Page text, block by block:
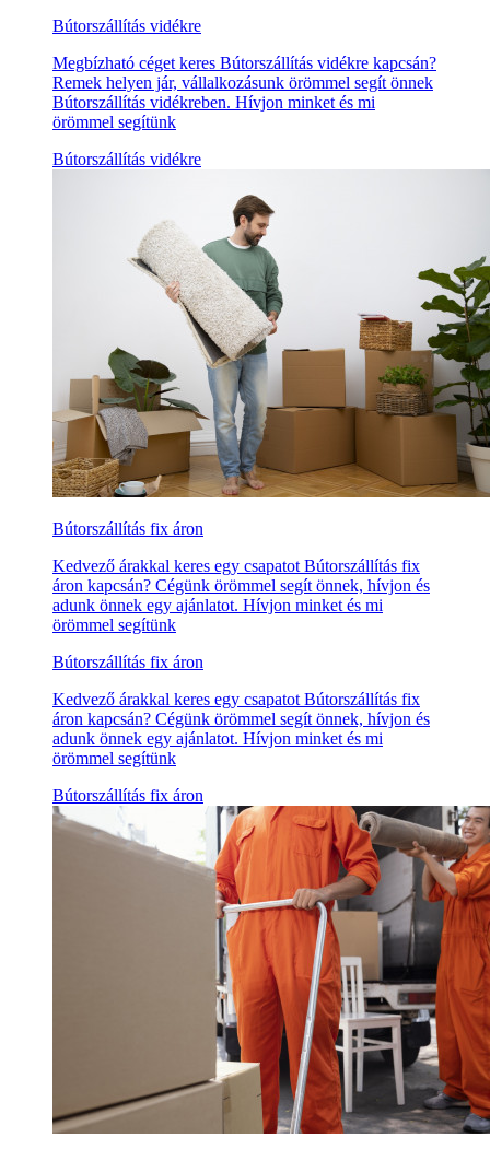
Bútorszállítás vidékre
Megbízható céget keres Bútorszállítás vidékre kapcsán?
Remek helyen jár, vállalkozásunk örömmel segít önnek
Bútorszállítás vidékreben. Hívjon minket és mi
örömmel segítünk
Bútorszállítás vidékre
Bútorszállítás fix áron
Kedvező árakkal keres egy csapatot Bútorszállítás fix
áron kapcsán? Cégünk örömmel segít önnek, hívjon és
adunk önnek egy ajánlatot. Hívjon minket és mi
örömmel segítünk
Bútorszállítás fix áron
Kedvező árakkal keres egy csapatot Bútorszállítás fix
áron kapcsán? Cégünk örömmel segít önnek, hívjon és
adunk önnek egy ajánlatot. Hívjon minket és mi
örömmel segítünk
Bútorszállítás fix áron